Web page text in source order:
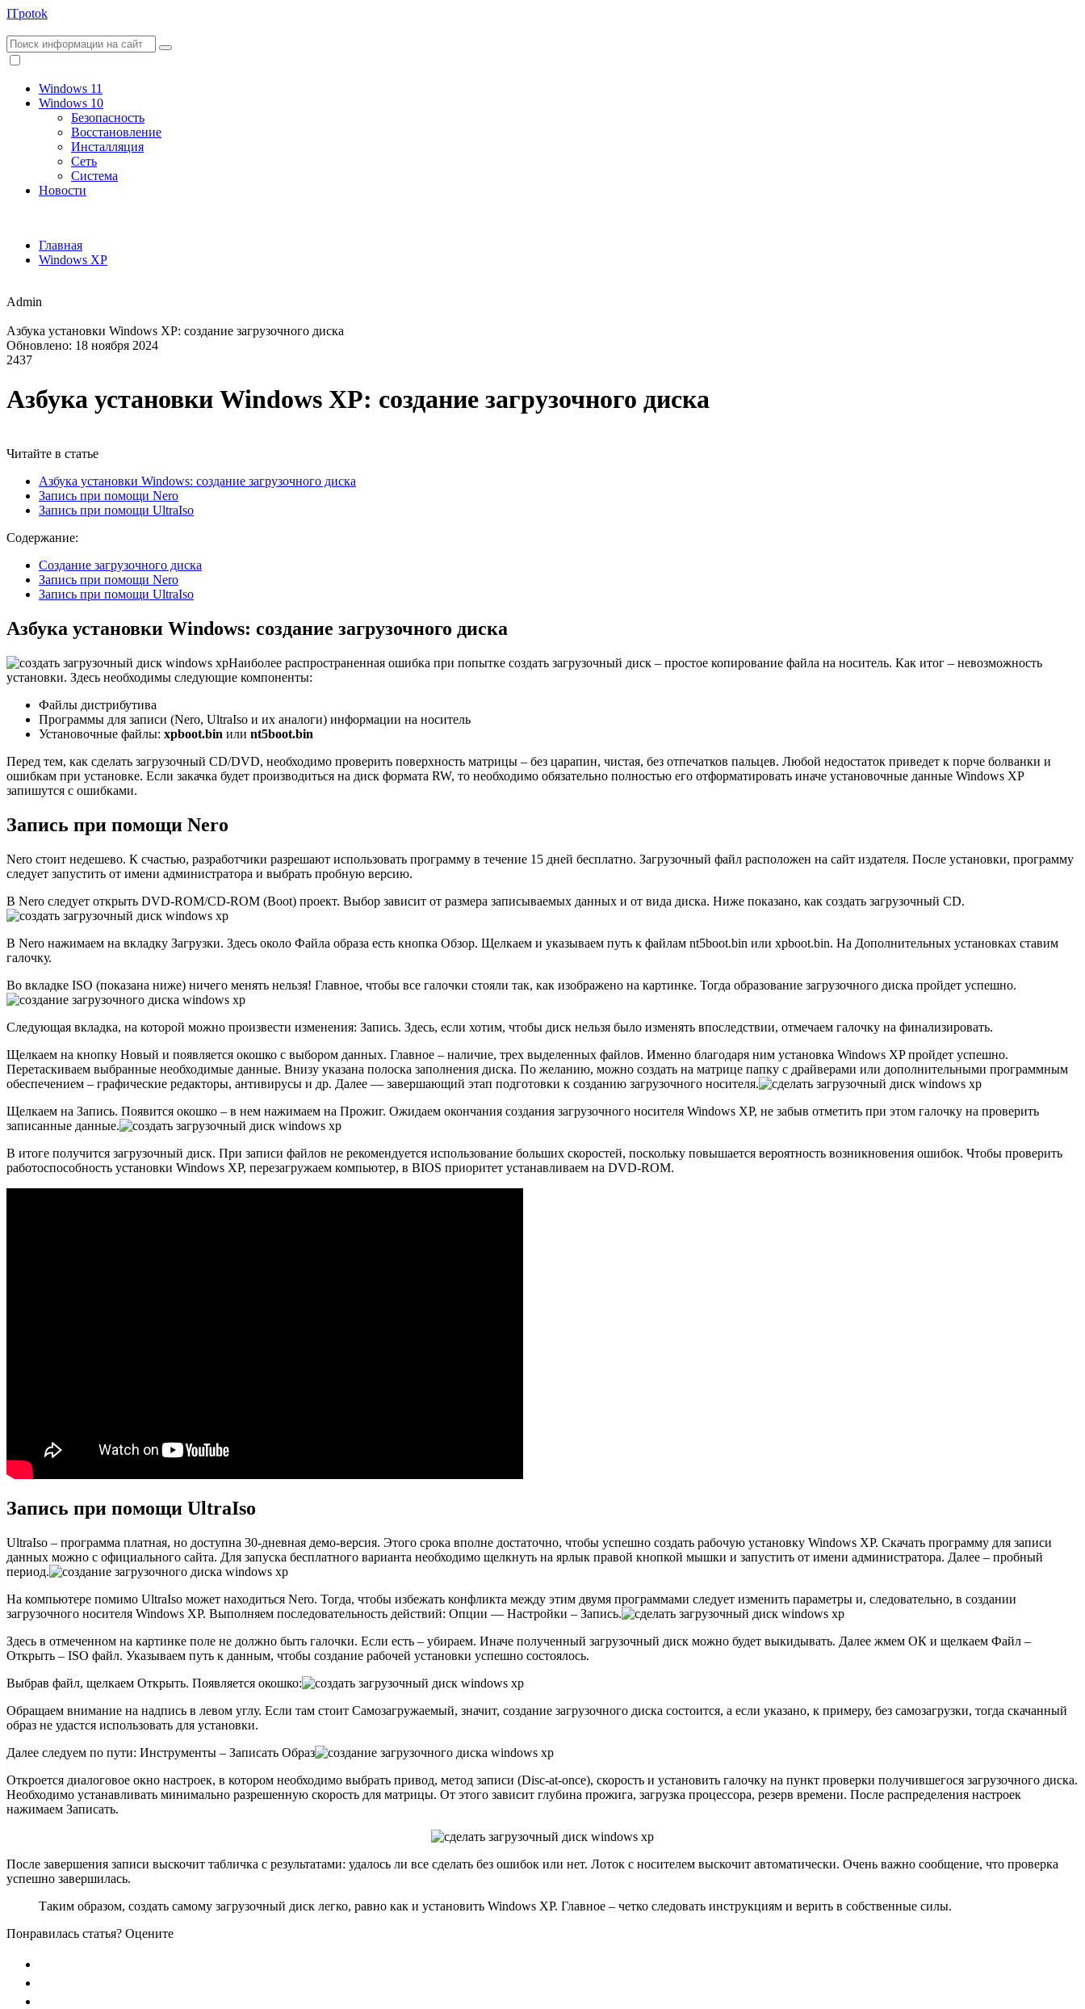
ITpotok
Windows 11
Windows 10
Безопасность
Восстановление
Инсталляция
Сеть
Система
Новости
Главная
Windows XP
Admin
Азбука установки Windows XP: создание загрузочного диска
Обновлено: 18 ноября 2024
2437
Азбука установки Windows XP: создание загрузочного диска
Читайте в статье
Азбука установки Windows: создание загрузочного диска
Запись при помощи Nero
Запись при помощи UltraIso
Содержание:
Cоздание загрузочного диска
Запись при помощи Nero
Запись при помощи UltraIso
Азбука установки Windows: создание загрузочного диска
Наиболее распространенная ошибка при попытке создать загрузочный диск – простое копирование файла на носитель. Как итог – невозможность
установки. Здесь необходимы следующие компоненты:
Файлы дистрибутива
Программы для записи (Nero, UltraIso и их аналоги) информации на носитель
Установочные файлы: xpboot.bin или nt5boot.bin
Перед тем, как сделать загрузочный CD/DVD, необходимо проверить поверхность матрицы – без царапин, чистая, без отпечатков пальцев. Любой недостаток приведет к порче болванки и
ошибкам при установке. Если закачка будет производиться на диск формата RW, то необходимо обязательно полностью его отформатировать иначе установочные данные Windows XP
запишутся с ошибками.
Запись при помощи Nero
Nero стоит недешево. К счастью, разработчики разрешают использовать программу в течение 15 дней бесплатно. Загрузочный файл расположен на сайт издателя. После установки, программу
следует запустить от имени администратора и выбрать пробную версию.
В Nero следует открыть DVD-ROM/CD-ROM (Boot) проект. Выбор зависит от размера записываемых данных и от вида диска. Ниже показано, как создать загрузочный CD.
В Nero нажимаем на вкладку Загрузки. Здесь около Файла образа есть кнопка Обзор. Щелкаем и указываем путь к файлам nt5boot.bin или xpboot.bin. На Дополнительных установках ставим
галочку.
Во вкладке ISO (показана ниже) ничего менять нельзя! Главное, чтобы все галочки стояли так, как изображено на картинке. Тогда образование загрузочного диска пройдет успешно.
Следующая вкладка, на которой можно произвести изменения: Запись. Здесь, если хотим, чтобы диск нельзя было изменять впоследствии, отмечаем галочку на финализировать.
Щелкаем на кнопку Новый и появляется окошко с выбором данных. Главное – наличие, трех выделенных файлов. Именно благодаря ним установка Windows XP пройдет успешно.
Перетаскиваем выбранные необходимые данные. Внизу указана полоска заполнения диска. По желанию, можно создать на матрице папку с драйверами или дополнительными программным
обеспечением – графические редакторы, антивирусы и др. Далее — завершающий этап подготовки к созданию загрузочного носителя.
Щелкаем на Запись. Появится окошко – в нем нажимаем на Прожиг. Ожидаем окончания создания загрузочного носителя Windows XP, не забыв отметить при этом галочку на проверить
записанные данные.
В итоге получится загрузочный диск. При записи файлов не рекомендуется использование больших скоростей, поскольку повышается вероятность возникновения ошибок. Чтобы проверить
работоспособность установки Windows XP, перезагружаем компьютер, в BIOS приоритет устанавливаем на DVD-ROM.
Запись при помощи UltraIso
UltraIso – программа платная, но доступна 30-дневная демо-версия. Этого срока вполне достаточно, чтобы успешно создать рабочую установку Windows XP. Скачать программу для записи
данных можно с официального сайта. Для запуска бесплатного варианта необходимо щелкнуть на ярлык правой кнопкой мышки и запустить от имени администратора. Далее – пробный
период.
На компьютере помимо UltraIso может находиться Nero. Тогда, чтобы избежать конфликта между этим двумя программами следует изменить параметры и, следовательно, в создании
загрузочного носителя Windows XP. Выполняем последовательность действий: Опции — Настройки – Запись.
Здесь в отмеченном на картинке поле не должно быть галочки. Если есть – убираем. Иначе полученный загрузочный диск можно будет выкидывать. Далее жмем ОК и щелкаем Файл –
Открыть – ISO файл. Указываем путь к данным, чтобы создание рабочей установки успешно состоялось.
Выбрав файл, щелкаем Открыть. Появляется окошко:
Обращаем внимание на надпись в левом углу. Если там стоит Самозагружаемый, значит, создание загрузочного диска состоится, а если указано, к примеру, без самозагрузки, тогда скачанный
образ не удастся использовать для установки.
Далее следуем по пути: Инструменты – Записать Образ
Откроется диалоговое окно настроек, в котором необходимо выбрать привод, метод записи (Disc-at-once), скорость и установить галочку на пункт проверки получившегося загрузочного диска.
Необходимо устанавливать минимально разрешенную скорость для матрицы. От этого зависит глубина прожига, загрузка процессора, резерв времени. После распределения настроек
нажимаем Записать.
После завершения записи выскочит табличка с результатами: удалось ли все сделать без ошибок или нет. Лоток с носителем выскочит автоматически. Очень важно сообщение, что проверка
успешно завершилась.
Таким образом, создать самому загрузочный диск легко, равно как и установить Windows XP. Главное – четко следовать инструкциям и верить в собственные силы.
Понравилась статья? Оцените